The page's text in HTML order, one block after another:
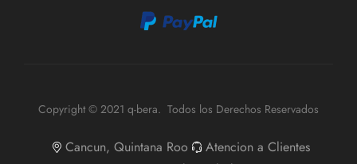
Copyright © 2021 q-bera. Todos los Derechos Reservados
Cancun, Quintana Roo
Atencion a Clientes